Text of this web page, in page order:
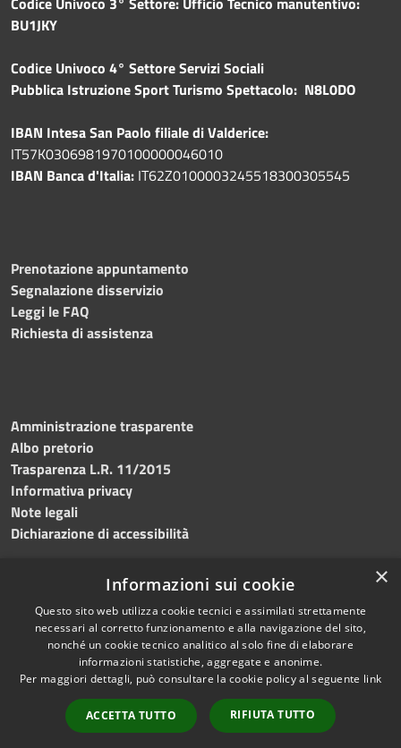
BU1JKY
Codice Univoco 4° Settore Servizi Sociali
Pubblica Istruzione Sport Turismo Spettacolo: N8L0DO
IBAN Intesa San Paolo filiale di Valderice:
IT57K0306981970100000046010
IBAN Banca d'Italia: IT62Z0100003245518300305545
Prenotazione appuntamento
Segnalazione disservizio
Leggi le FAQ
Richiesta di assistenza
Amministrazione trasparente
Albo pretorio
Trasparenza L.R. 11/2015
Informativa privacy
Note legali
Dichiarazione di accessibilità
RSS
Accessibilità
Cookie
Mappa del sito
Contatti
Copyright © 2026 • Comune di
Custonaci • Powered by
Municipium•Accesso
redazione
×
Informazioni sui cookie
Questo sito web utilizza cookie tecnici e assimilati strettamente
necessari al corretto funzionamento e alla navigazione del sito,
nonché un cookie tecnico analitico al solo fine di elaborare
informazioni statistiche, aggregate e anonime.
Per maggiori dettagli, può consultare la cookie policy al seguente link
ACCETTA TUTTO RIFIUTA TUTTO